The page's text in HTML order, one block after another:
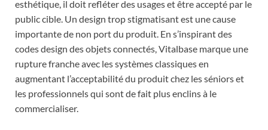
esthétique, il doit refléter des usages et être accepté par le
public cible. Un design trop stigmatisant est une cause
importante de non port du produit. En s’inspirant des
codes design des objets connectés, Vitalbase marque une
rupture franche avec les systèmes classiques en
augmentant l’acceptabilité du produit chez les séniors et
les professionnels qui sont de fait plus enclins à le
commercialiser.